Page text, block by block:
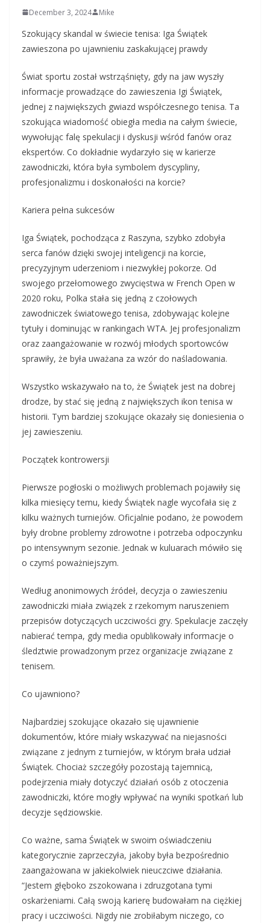
December 3, 2024 Mike
Szokujący skandal w świecie tenisa: Iga Świątek
zawieszona po ujawnieniu zaskakującej prawdy
Świat sportu został wstrząśnięty, gdy na jaw wyszły
informacje prowadzące do zawieszenia Igi Świątek,
jednej z największych gwiazd współczesnego tenisa. Ta
szokująca wiadomość obiegła media na całym świecie,
wywołując falę spekulacji i dyskusji wśród fanów oraz
ekspertów. Co dokładnie wydarzyło się w karierze
zawodniczki, która była symbolem dyscypliny,
profesjonalizmu i doskonałości na korcie?
Kariera pełna sukcesów
Iga Świątek, pochodząca z Raszyna, szybko zdobyła
serca fanów dzięki swojej inteligencji na korcie,
precyzyjnym uderzeniom i niezwykłej pokorze. Od
swojego przełomowego zwycięstwa w French Open w
2020 roku, Polka stała się jedną z czołowych
zawodniczek światowego tenisa, zdobywając kolejne
tytuły i dominując w rankingach WTA. Jej profesjonalizm
oraz zaangażowanie w rozwój młodych sportowców
sprawiły, że była uważana za wzór do naśladowania.
Wszystko wskazywało na to, że Świątek jest na dobrej
drodze, by stać się jedną z największych ikon tenisa w
historii. Tym bardziej szokujące okazały się doniesienia o
jej zawieszeniu.
Początek kontrowersji
Pierwsze pogłoski o możliwych problemach pojawiły się
kilka miesięcy temu, kiedy Świątek nagle wycofała się z
kilku ważnych turniejów. Oficjalnie podano, że powodem
były drobne problemy zdrowotne i potrzeba odpoczynku
po intensywnym sezonie. Jednak w kuluarach mówiło się
o czymś poważniejszym.
Według anonimowych źródeł, decyzja o zawieszeniu
zawodniczki miała związek z rzekomym naruszeniem
przepisów dotyczących uczciwości gry. Spekulacje zaczęły
nabierać tempa, gdy media opublikowały informacje o
śledztwie prowadzonym przez organizacje związane z
tenisem.
Co ujawniono?
Najbardziej szokujące okazało się ujawnienie
dokumentów, które miały wskazywać na niejasności
związane z jednym z turniejów, w którym brała udział
Świątek. Chociaż szczegóły pozostają tajemnicą,
podejrzenia miały dotyczyć działań osób z otoczenia
zawodniczki, które mogły wpływać na wyniki spotkań lub
decyzje sędziowskie.
Co ważne, sama Świątek w swoim oświadczeniu
kategorycznie zaprzeczyła, jakoby była bezpośrednio
zaangażowana w jakiekolwiek nieuczciwe działania.
“Jestem głęboko zszokowana i zdruzgotana tymi
oskarżeniami. Całą swoją karierę budowałam na ciężkiej
pracy i uczciwości. Nigdy nie zrobiłabym niczego, co